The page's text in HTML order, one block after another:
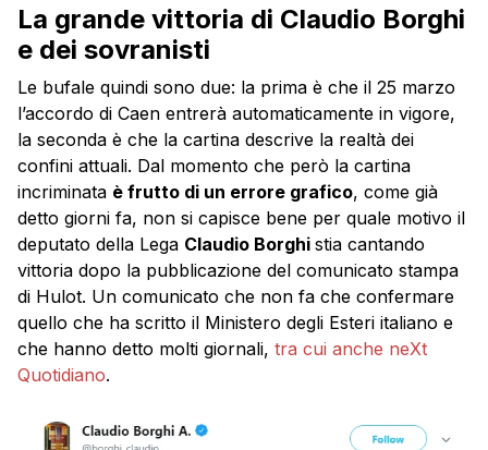
La grande vittoria di Claudio Borghi
e dei sovranisti
Le bufale quindi sono due: la prima è che il 25 marzo
l’accordo di Caen entrerà automaticamente in vigore,
la seconda è che la cartina descrive la realtà dei
confini attuali. Dal momento che però la cartina
incriminata è frutto di un errore grafico, come già
detto giorni fa, non si capisce bene per quale motivo il
deputato della Lega Claudio Borghi stia cantando
vittoria dopo la pubblicazione del comunicato stampa
di Hulot. Un comunicato che non fa che confermare
quello che ha scritto il Ministero degli Esteri italiano e
che hanno detto molti giornali, tra cui anche neXt
Quotidiano.